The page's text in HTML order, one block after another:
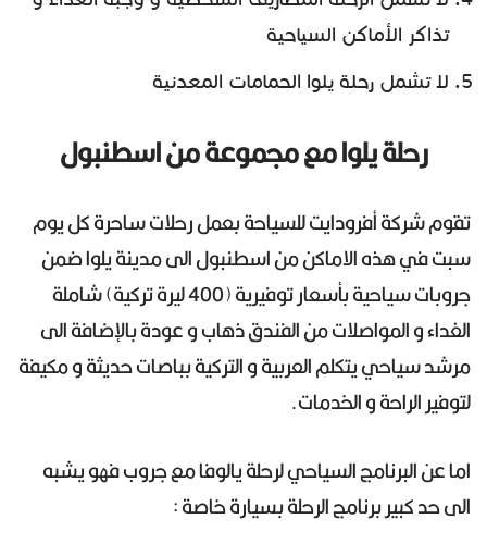
تذاكر الأماكن السياحية
لا تشمل رحلة يلوا الحمامات المعدنية
رحلة يلوا مع مجموعة من اسطنبول
تقوم شركة أفرودايت للسياحة بعمل رحلات ساحرة كل يوم
سبت في هذه الاماكن من اسطنبول الى مدينة يلوا ضمن
جروبات سياحية بأسعار توفيرية (400 ليرة تركية) شاملة
الغداء و المواصلات من الفندق ذهاب و عودة بالإضافة الى
مرشد سياحي يتكلم العربية و التركية بباصات حديثة و مكيفة
لتوفير الراحة و الخدمات.
اما عن البرنامج السياحي لرحلة يالوفا مع جروب فهو يشبه
الى حد كبير برنامج الرحلة بسيارة خاصة :